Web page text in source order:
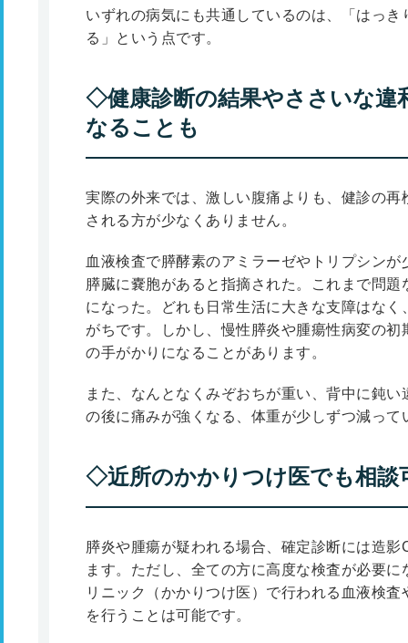
いずれの病気にも共通しているのは、「はっ
る」という点です。
◇健康診断の結果やささいな違
なることも
実際の外来では、激しい腹痛よりも、健診の
される方が少なくありません。
血液検査で膵酵素のアミラーゼやトリプシン
膵臓に嚢胞があると指摘された。これまで問
になった。どれも日常生活に大きな支障はな
がちです。しかし、慢性膵炎や腫瘍性病変の
の手がかりになることがあります。
また、なんとなくみぞおちが重い、背中に鈍
の後に痛みが強くなる、体重が少しずつ減っ
◇近所のかかりつけ医でも相談
膵炎や腫瘍が疑われる場合、確定診断には造
ます。ただし、全ての方に高度な検査が必要
リニック（かかりつけ医）で行われる血液検
を行うことは可能です。